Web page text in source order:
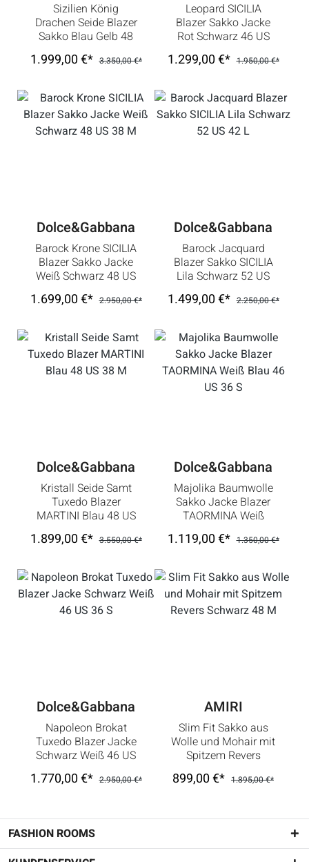
Sizilien König
Drachen Seide Blazer
Sakko Blau Gelb 48
US 38 M
1.999,00 €* 3.350,00 €*
Leopard SICILIA
Blazer Sakko Jacke
Rot Schwarz 46 US
36 S
1.299,00 €* 1.950,00 €*
Dolce&Gabbana
Barock Krone SICILIA
Blazer Sakko Jacke
Weiß Schwarz 48 US
38 M
1.699,00 €* 2.950,00 €*
Dolce&Gabbana
Barock Jacquard
Blazer Sakko SICILIA
Lila Schwarz 52 US
42 L
1.499,00 €* 2.250,00 €*
Dolce&Gabbana
Kristall Seide Samt
Tuxedo Blazer
MARTINI Blau 48 US
38 M
1.899,00 €* 3.550,00 €*
Dolce&Gabbana
Majolika Baumwolle
Sakko Jacke Blazer
TAORMINA Weiß
Blau 46 US 36 S
1.119,00 €* 1.350,00 €*
Dolce&Gabbana
Napoleon Brokat
Tuxedo Blazer Jacke
Schwarz Weiß 46 US
36 S
1.770,00 €* 2.950,00 €*
AMIRI
Slim Fit Sakko aus
Wolle und Mohair mit
Spitzem Revers
Schwarz 48 M
899,00 €* 1.895,00 €*
FASHION ROOMS